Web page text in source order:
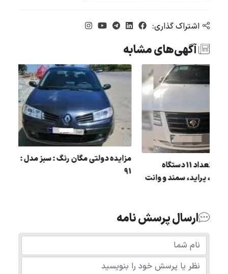
اشتراک گذاری:
آگهی‌های مشابه
مزایده دولتی مگان
مزایده عمومی تعداد 11 دستگاه
خودرو پژو 405، پراید، سمند و وانت
ارسال پرسش نامه